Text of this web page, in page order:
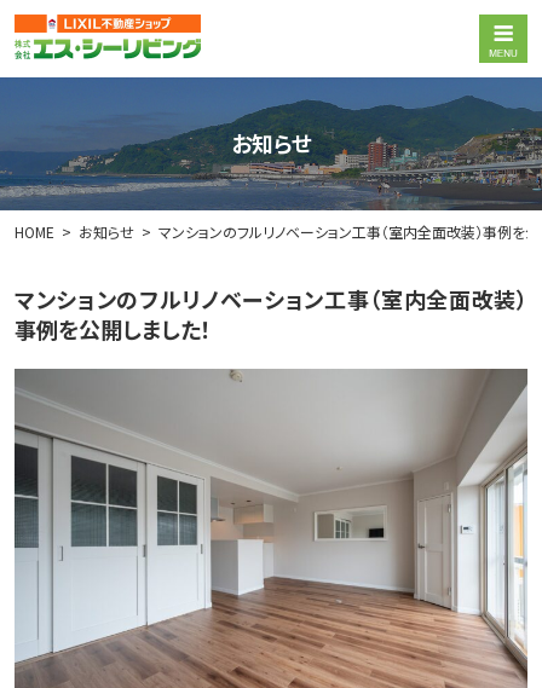
お知らせ
HOME お知らせ マンションのフルリノベーション工事（室内全面改装）事例を公
マンションのフルリノベーション工事（室内全面改装）
事例を公開しました！